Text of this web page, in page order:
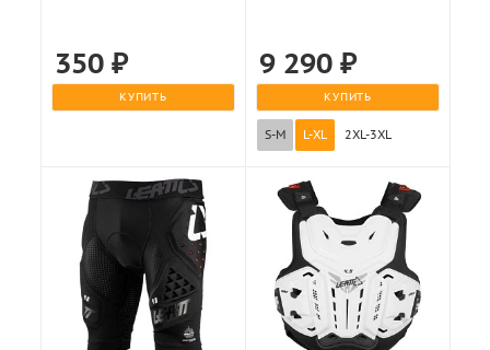
350₽
КУПИТЬ
9 290 ₽
КУПИТЬ
S-M L-XL 2XL-3XL